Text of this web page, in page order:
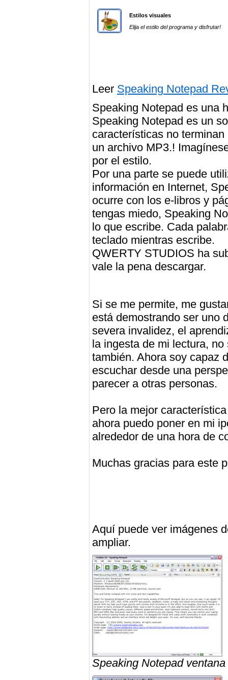
Estilos visuales
Elija el estilo del programa y disfrutar!
Leer Speaking Notepad
Speaking Notepad es una
Speaking Notepad es un
características no
un archivo MP3.!
por el estilo.
Por una parte se puede
información en Internet,
ocurre con los e-libros y
tengas miedo, Speaking
lo que escribe. Cada
teclado mientras escribe.
QWERTY STUDIOS ha
vale la pena descargar.
Si se me permite, me
está demostrando ser uno
severa invalidez, el
la ingesta de mi lectura,
también. Ahora soy capaz
escuchar desde una
parecer a otras personas.
Pero la mejor
ahora puedo poner en mi
alrededor de una hora de
Muchas gracias para este
Aquí puede ver imágenes
ampliar.
Speaking Notepad